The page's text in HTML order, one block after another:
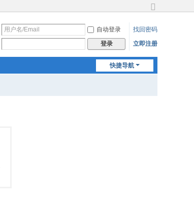
换
到
宽
自动登录
找回密码
登录 立即注册
快捷导航